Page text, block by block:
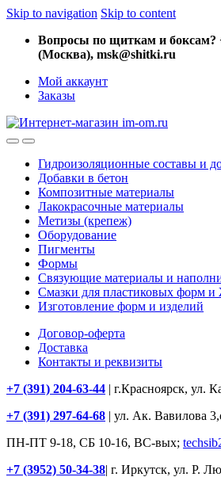
Skip to navigation Skip to content
Вопросы по щиткам и боксам?
(Москва), msk@shitki.ru
Мой аккаунт
Заказы
Гидроизоляционные составы и
Добавки в бетон
Композитные материалы
Лакокрасочные материалы
Метизы (крепеж)
Оборудование
Пигменты
Формы
Связующие материалы и
Смазки для пластиковых форм
Изготовление форм и изделий
Договор-оферта
Доставка
Контакты и реквизиты
+7 (391) 204-63-44 | г.Красноярск, ул.
+7 (391) 297-64-68 | ул. Ак. Вавилова
ПН-ПТ 9-18, СБ 10-16, ВС-вых;
+7 (3952) 50-34-38| г. Иркутск, ул. Р.